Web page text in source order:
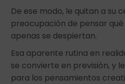
De ese modo, le quitan a su
preocupación de pensar
apenas se despiertan.
Esa aparente rutina en
se convierte en previsión, y
para los pensamientos